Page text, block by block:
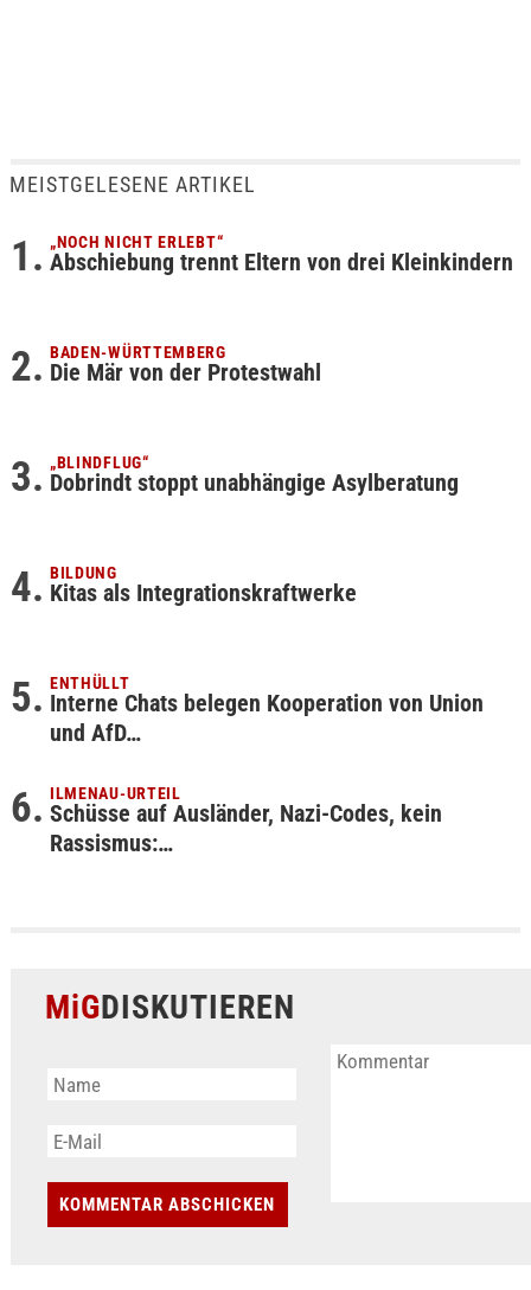
MEISTGELESENE ARTIKEL
„NOCH NICHT ERLEBT“
Abschiebung trennt Eltern von drei Kleinkindern
BADEN-WÜRTTEMBERG
Die Mär von der Protestwahl
„BLINDFLUG“
Dobrindt stoppt unabhängige Asylberatung
BILDUNG
Kitas als Integrationskraftwerke
ENTHÜLLT
Interne Chats belegen Kooperation von Union
und AfD…
ILMENAU-URTEIL
Schüsse auf Ausländer, Nazi-Codes, kein
Rassismus:…
MiGDISKUTIEREN